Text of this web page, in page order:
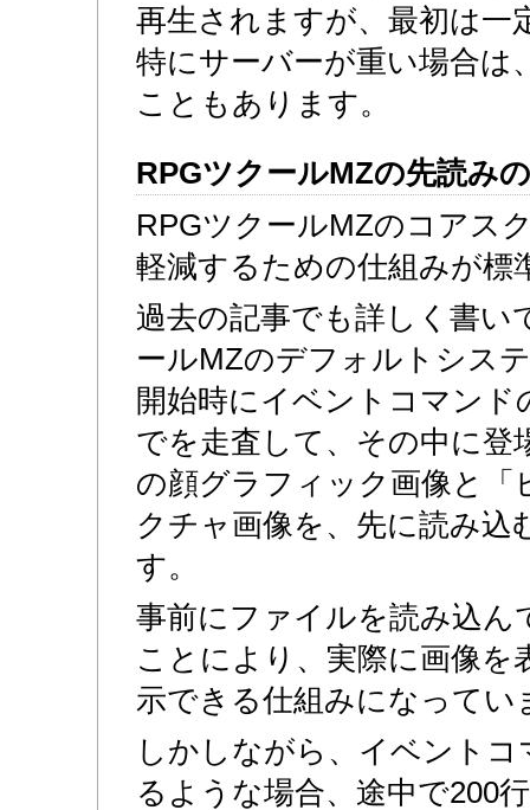
再生されますが、最初は一
特にサーバーが重い場合は
こともあります。
RPGツクールMZの先読み
RPGツクールMZのコアス
軽減するための仕組みが標
過去の記事でも詳しく書い
ールMZのデフォルトシス
開始時にイベントコマンド
でを走査して、その中に登
の顔グラフィック画像と「
クチャ画像を、先に読み込
す。
事前にファイルを読み込
ことにより、実際に画像を
示できる仕組みになってい
しかしながら、イベント
るような場合、途中で200